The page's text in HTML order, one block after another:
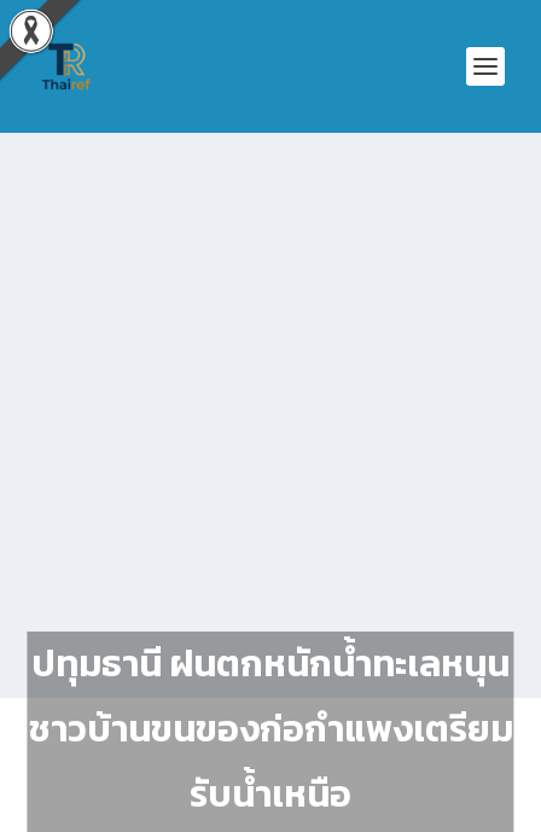
ปทุมธานี ฝนตกหนักน้ำทะเลหนุน
ชาวบ้านขนของก่อกำแพงเตรียม
รับน้ำเหนือ